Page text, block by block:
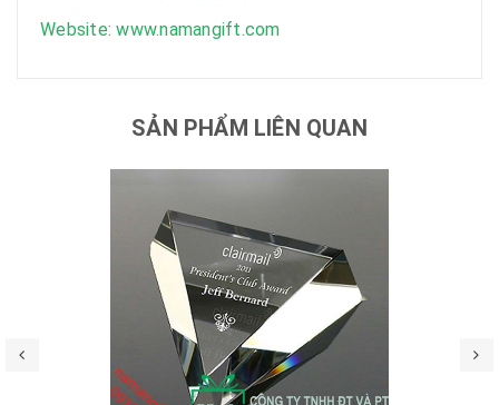
Website: www.namangift.com
SẢN PHẨM LIÊN QUAN